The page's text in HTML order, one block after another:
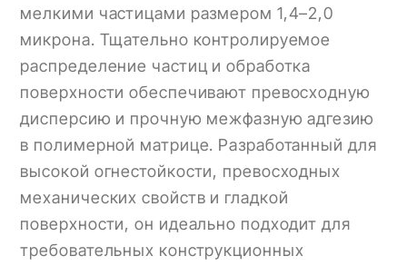
мелкими частицами размером 1,4–2,0
микрона. Тщательно контролируемое
распределение частиц и обработка
поверхности обеспечивают превосходную
дисперсию и прочную межфазную адгезию
в полимерной матрице. Разработанный для
высокой огнестойкости, превосходных
механических свойств и гладкой
поверхности, он идеально подходит для
требовательных конструкционных